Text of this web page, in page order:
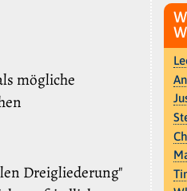
mögliche
Dreigliederung"